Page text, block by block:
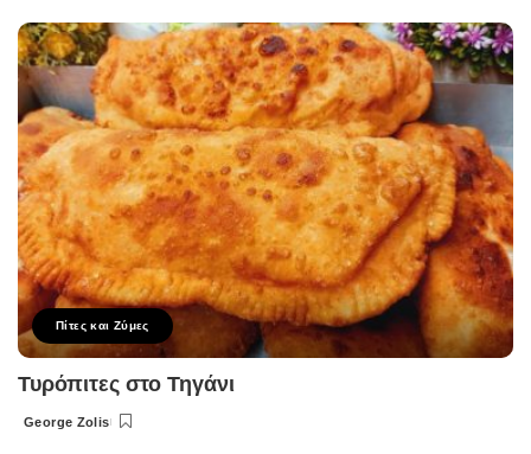
Πίτες και Ζύμες
Τυρόπιτες στο Τηγάνι
Posted
George Zolis